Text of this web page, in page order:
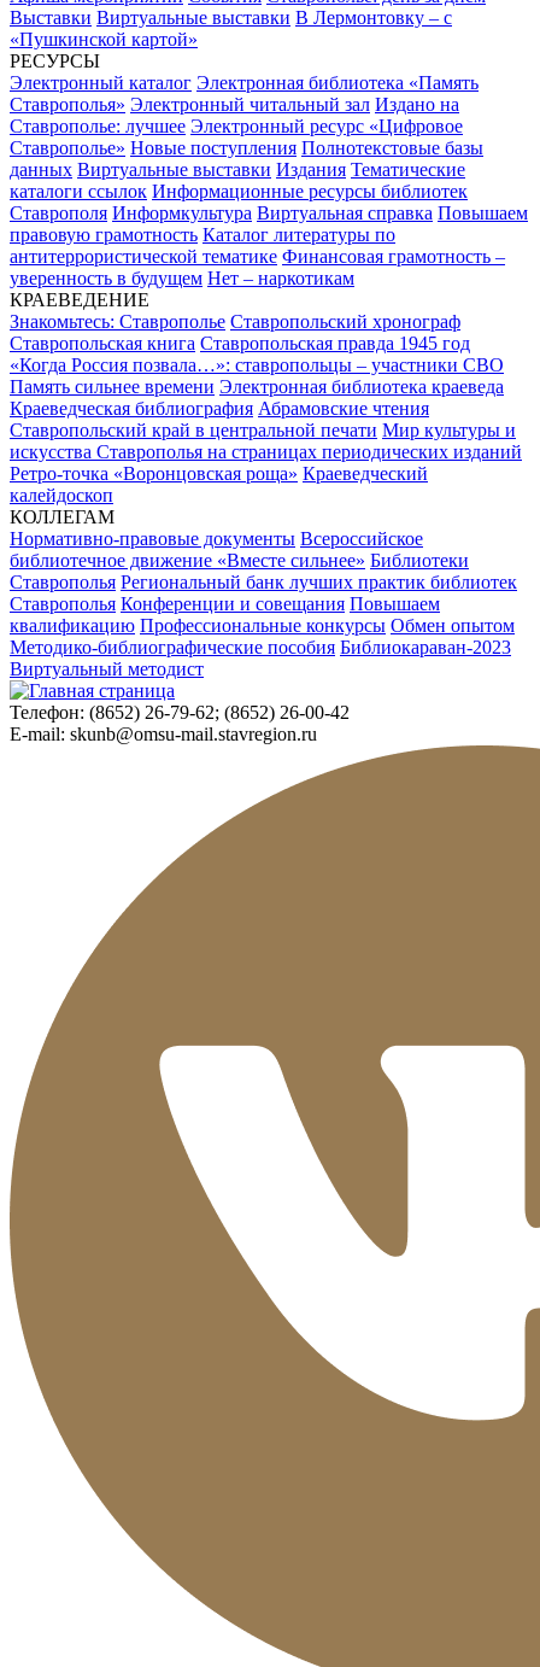
Выставки Виртуальные выставки В Лермонтовку – с
«Пушкинской картой»
РЕСУРСЫ
Электронный каталог Электронная библиотека «Память
Ставрополья» Электронный читальный зал Издано на
Ставрополье: лучшее Электронный ресурс «Цифровое
Ставрополье» Новые поступления Полнотекстовые базы
данных Виртуальные выставки Издания Тематические
каталоги ссылок Информационные ресурсы библиотек
Ставрополя Информкультура Виртуальная справка Повышаем
правовую грамотность Каталог литературы по
антитеррористической тематике Финансовая грамотность –
уверенность в будущем Нет – наркотикам
КРАЕВЕДЕНИЕ
Знакомьтесь: Ставрополье Ставропольский хронограф
Ставропольская книга Ставропольская правда 1945 год
«Когда Россия позвала…»: ставропольцы – участники СВО
Память сильнее времени Электронная библиотека краеведа
Краеведческая библиография Абрамовские чтения
Ставропольский край в центральной печати Мир культуры и
искусства Ставрополья на страницах периодических изданий
Ретро-точка «Воронцовская роща» Краеведческий
калейдоскоп
КОЛЛЕГАМ
Нормативно-правовые документы Всероссийское
библиотечное движение «Вместе сильнее» Библиотеки
Ставрополья Региональный банк лучших практик библиотек
Ставрополья Конференции и совещания Повышаем
квалификацию Профессиональные конкурсы Обмен опытом
Методико-библиографические пособия Библиокараван-2023
Виртуальный методист
Телефон: (8652) 26-79-62; (8652) 26-00-42
E-mail: skunb@omsu-mail.stavregion.ru